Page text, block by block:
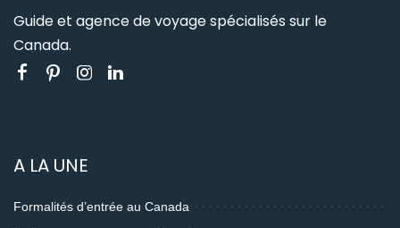
Guide et agence de voyage spécialisés sur le
Canada.
A LA UNE
Formalités d’entrée au Canada